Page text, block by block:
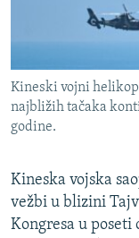
VIŠE OD NASLOVA
POPLAVE I KLIZIŠTA U
TV LIBERTY
MOJA EVROPA
TRI DECENIJE OD
Sve RFE/RL
Kineski vojni
najbližih tačaka
godine.
Kineska vojska
vežbi u blizini
Kongresa u poseti